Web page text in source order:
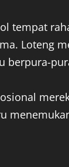
tempat
Loteng
berpura-